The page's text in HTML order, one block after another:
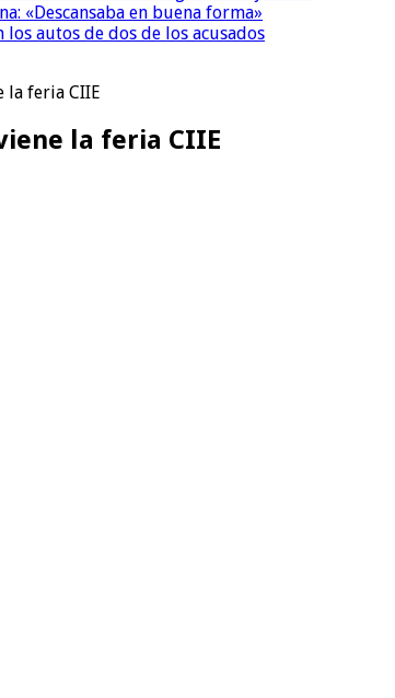
«Descansaba en buena forma»
autos de dos de los acusados
la feria CIIE
la feria CIIE